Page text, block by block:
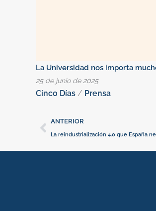
La Universidad nos importa
25 de junio de 2025
Cinco Días / Prensa
Ant
ANTERIOR
La reindustrialización 4.0 que España